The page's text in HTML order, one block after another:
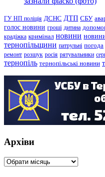
ГУ НП поліція ДСНС ДТП СБУ
голос новини гроші дитина
крадіжка кримінал новини
тернопільщини патрульні погода
ремонт розшук росія рятувальники
тернопіль тернопільські новини
Архіви
Архіви